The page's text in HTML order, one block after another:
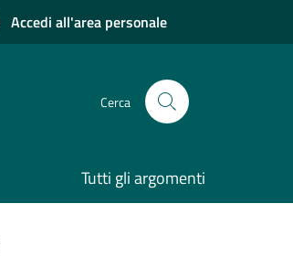
Accedi all'area personale
Cerca
Tutti gli argomenti